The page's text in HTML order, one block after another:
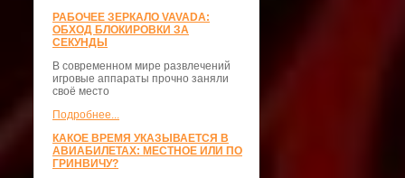
РАБОЧЕЕ ЗЕРКАЛО VAVADA:
ОБХОД БЛОКИРОВКИ ЗА
СЕКУНДЫ
В современном мире развлечений
игровые аппараты прочно заняли
своё место
Подробнее...
КАКОЕ ВРЕМЯ УКАЗЫВАЕТСЯ В
АВИАБИЛЕТАХ: МЕСТНОЕ ИЛИ ПО
ГРИНВИЧУ?